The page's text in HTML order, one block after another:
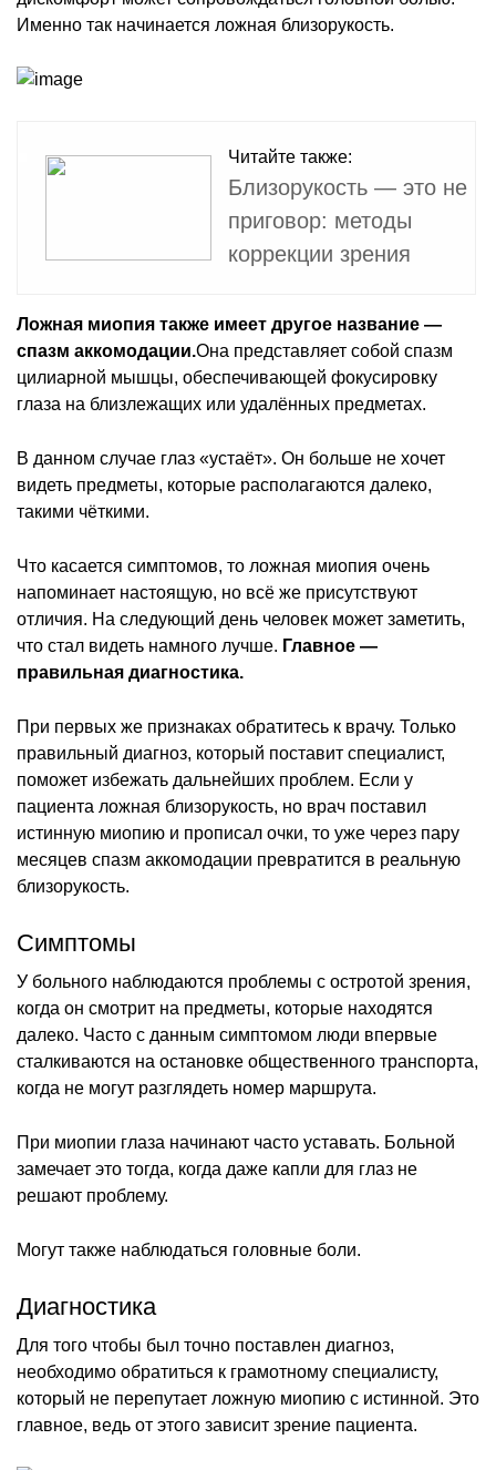
Именно так начинается ложная близорукость.
Читайте также:
Близорукость — это не
приговор: методы
коррекции зрения
Ложная миопия также имеет другое название —
спазм аккомодации.Она представляет собой спазм
цилиарной мышцы, обеспечивающей фокусировку
глаза на близлежащих или удалённых предметах.
В данном случае глаз «устаёт». Он больше не хочет
видеть предметы, которые располагаются далеко,
такими чёткими.
Что касается симптомов, то ложная миопия очень
напоминает настоящую, но всё же присутствуют
отличия. На следующий день человек может заметить,
что стал видеть намного лучше. Главное —
правильная диагностика.
При первых же признаках обратитесь к врачу. Только
правильный диагноз, который поставит специалист,
поможет избежать дальнейших проблем. Если у
пациента ложная близорукость, но врач поставил
истинную миопию и прописал очки, то уже через пару
месяцев спазм аккомодации превратится в реальную
близорукость.
Симптомы
У больного наблюдаются проблемы с остротой зрения,
когда он смотрит на предметы, которые находятся
далеко. Часто с данным симптомом люди впервые
сталкиваются на остановке общественного транспорта,
когда не могут разглядеть номер маршрута.
При миопии глаза начинают часто уставать. Больной
замечает это тогда, когда даже капли для глаз не
решают проблему.
Могут также наблюдаться головные боли.
Диагностика
Для того чтобы был точно поставлен диагноз,
необходимо обратиться к грамотному специалисту,
который не перепутает ложную миопию с истинной. Это
главное, ведь от этого зависит зрение пациента.